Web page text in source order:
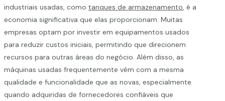
industriais usadas, como tanques de armazenamento, é a
economia significativa que elas proporcionam. Muitas
empresas optam por investir em equipamentos usados
para reduzir custos iniciais, permitindo que direcionem
recursos para outras áreas do negócio. Além disso, as
máquinas usadas frequentemente vêm com a mesma
qualidade e funcionalidade que as novas, especialmente
quando adquiridas de fornecedores confiáveis que